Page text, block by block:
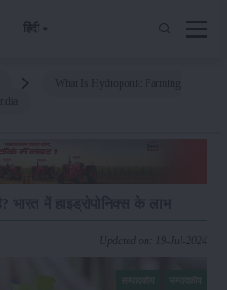
हिंदी
Updated on: 19-Jul-2024